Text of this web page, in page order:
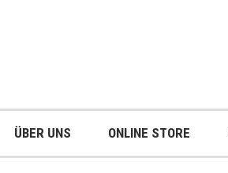
ÜBER UNS ONLINE STORE